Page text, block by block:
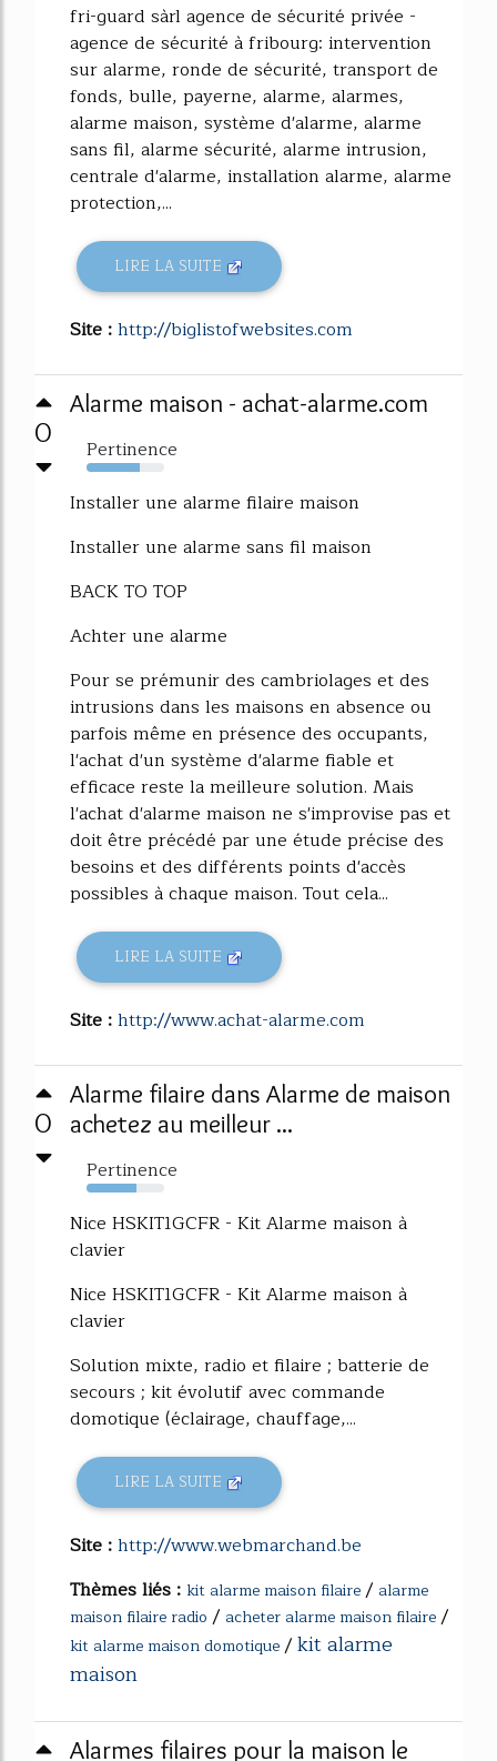
fri-guard sàrl agence de sécurité privée -
agence de sécurité à fribourg: intervention
sur alarme, ronde de sécurité, transport de
fonds, bulle, payerne, alarme, alarmes,
alarme maison, système d'alarme, alarme
sans fil, alarme sécurité, alarme intrusion,
centrale d'alarme, installation alarme, alarme
protection,...
LIRE LA SUITE
Site :http://biglistofwebsites.com
0
Alarme maison - achat-alarme.com
Pertinence
69%
Installer une alarme filaire maison
Installer une alarme sans fil maison
BACK TO TOP
Achter une alarme
Pour se prémunir des cambriolages et des
intrusions dans les maisons en absence ou
parfois même en présence des occupants,
l'achat d'un système d'alarme fiable et
efficace reste la meilleure solution. Mais
l'achat d'alarme maison ne s'improvise pas et
doit être précédé par une étude précise des
besoins et des différents points d'accès
possibles à chaque maison. Tout cela...
LIRE LA SUITE
Site :http://www.achat-alarme.com
0
Alarme filaire dans Alarme de maison
achetez au meilleur ...
Pertinence
64%
Nice HSKIT1GCFR - Kit Alarme maison à
clavier
Nice HSKIT1GCFR - Kit Alarme maison à
clavier
Solution mixte, radio et filaire ; batterie de
secours ; kit évolutif avec commande
domotique (éclairage, chauffage,...
LIRE LA SUITE
Site :http://www.webmarchand.be
Thèmes liés : kit alarme maison filaire/ alarme
maison filaire radio / acheter alarme maison filaire/
kit alarme maison domotique/kit alarme
maison
Alarmes filaires pour la maison le